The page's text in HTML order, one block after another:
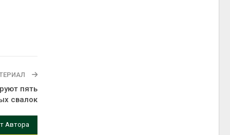
пять
свалок
Автора